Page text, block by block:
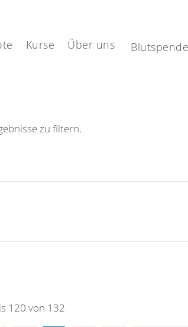
Kurse Über uns Blutspende
zu filtern.
120 von 132